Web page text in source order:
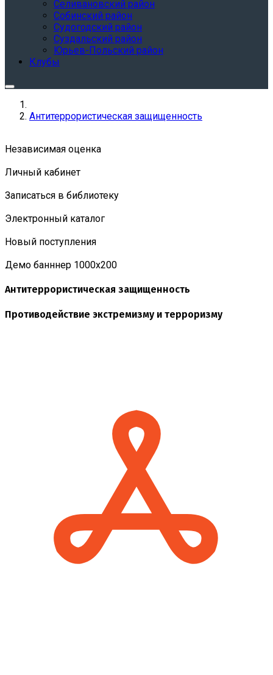
Селивановский район
Собинский район
Судогодский район
Суздальский район
Юрьев-Польский район
Клубы
Антитеррористическая защищенность
Независимая оценка
Личный кабинет
Записаться в библиотеку
Электронный каталог
Новый поступления
Демо банннер 1000х200
Антитеррористическая защищенность
Противодействие экстремизму и терроризму